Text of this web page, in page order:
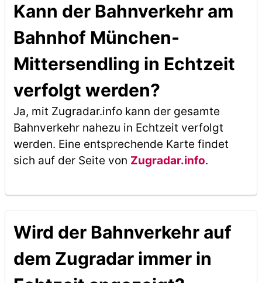
Kann der Bahnverkehr am
Bahnhof München-
Mittersendling in Echtzeit
verfolgt werden?
Ja, mit Zugradar.info kann der gesamte
Bahnverkehr nahezu in Echtzeit verfolgt
werden. Eine entsprechende Karte findet
sich auf der Seite von Zugradar.info.
Wird der Bahnverkehr auf
dem Zugradar immer in